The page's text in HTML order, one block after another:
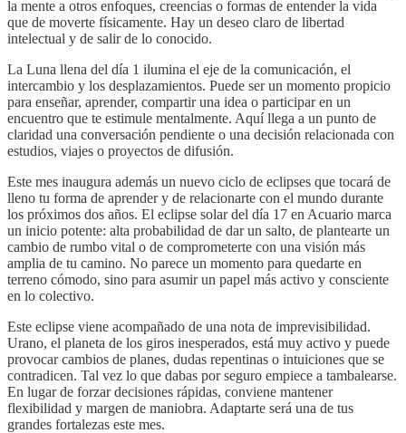
la mente a otros enfoques, creencias o formas de entender la vida
que de moverte físicamente. Hay un deseo claro de libertad
intelectual y de salir de lo conocido.
La Luna llena del día 1 ilumina el eje de la comunicación, el
intercambio y los desplazamientos. Puede ser un momento propicio
para enseñar, aprender, compartir una idea o participar en un
encuentro que te estimule mentalmente. Aquí llega a un punto de
claridad una conversación pendiente o una decisión relacionada con
estudios, viajes o proyectos de difusión.
Este mes inaugura además un nuevo ciclo de eclipses que tocará de
lleno tu forma de aprender y de relacionarte con el mundo durante
los próximos dos años. El eclipse solar del día 17 en Acuario marca
un inicio potente: alta probabilidad de dar un salto, de plantearte un
cambio de rumbo vital o de comprometerte con una visión más
amplia de tu camino. No parece un momento para quedarte en
terreno cómodo, sino para asumir un papel más activo y consciente
en lo colectivo.
Este eclipse viene acompañado de una nota de imprevisibilidad.
Urano, el planeta de los giros inesperados, está muy activo y puede
provocar cambios de planes, dudas repentinas o intuiciones que se
contradicen. Tal vez lo que dabas por seguro empiece a tambalearse.
En lugar de forzar decisiones rápidas, conviene mantener
flexibilidad y margen de maniobra. Adaptarte será una de tus
grandes fortalezas este mes.